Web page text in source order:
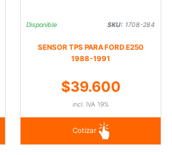
Disponible SKU: 1708-284
SENSOR TPS PARA FORD E250
1988-1991
$39.600
incl. IVA 19%
Cotizar